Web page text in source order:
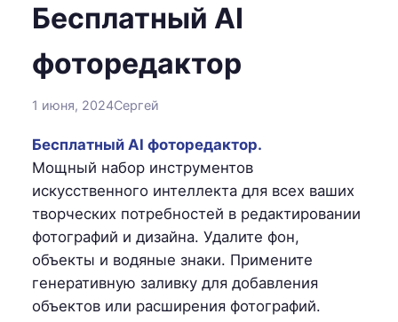
Бесплатный AI
фоторедактор
1 июня, 2024Сергей
Бесплатный AI фоторедактор.
Мощный набор инструментов
искусственного интеллекта для всех ваших
творческих потребностей в редактировании
фотографий и дизайна. Удалите фон,
объекты и водяные знаки. Примените
генеративную заливку для добавления
объектов или расширения фотографий.